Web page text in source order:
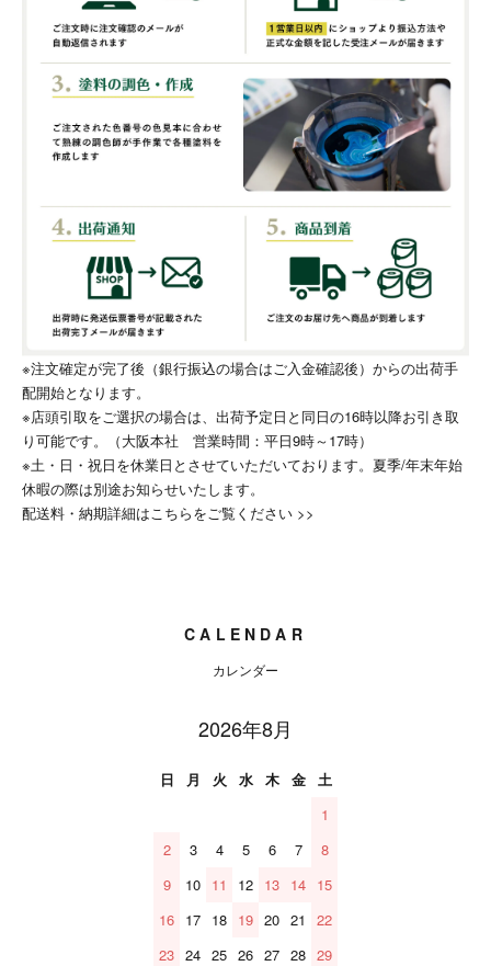
※注文確定が完了後（銀行振込の場合はご入金確認後）からの出荷手
配開始となります。
※店頭引取をご選択の場合は、出荷予定日と同日の16時以降お引き取
り可能です。（大阪本社 営業時間：平日9時～17時）
※土・日・祝日を休業日とさせていただいております。夏季/年末年始
休暇の際は別途お知らせいたします。
配送料・納期詳細はこちらをご覧ください >>
CALENDAR
カレンダー
2026年8月
日 月 火 水 木 金
土
1
2
3 4 5 6 7
8
9
10 11 12 13 14 15
16 17 18 19 20 21
22
23 24 25 26 27 28 29